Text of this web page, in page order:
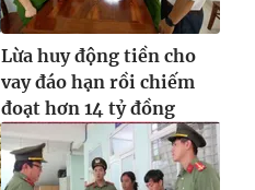
Lừa huy động tiền cho
vay đáo hạn rồi chiếm
đoạt hơn 14 tỷ đồng